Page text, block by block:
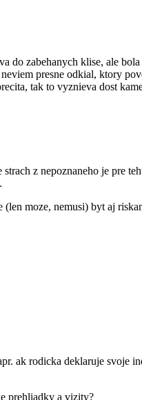
zabehanych klise, ale
presne odkial, ktory
tak to vyznieva dost
z nepoznaneho je pre
(len moze, nemusi) byt aj
ak rodicka deklaruje
prehliadky a vizity?